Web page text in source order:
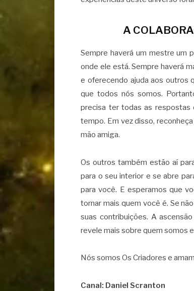
A
Sempre haverá um mestre um
onde ele está. Sempre haverá
e oferecendo ajuda aos outros
que todos nós somos.
precisa ter todas as respostas
tempo. Em vez disso,
mão amiga.
Os outros também estão aí
para o seu interior e se abre
para você. E esperamos que
tornar mais quem você é. Se
suas contribuições. A
revele mais sobre quem somos
Nós somos Os Criadores e
Canal: Daniel Scranton